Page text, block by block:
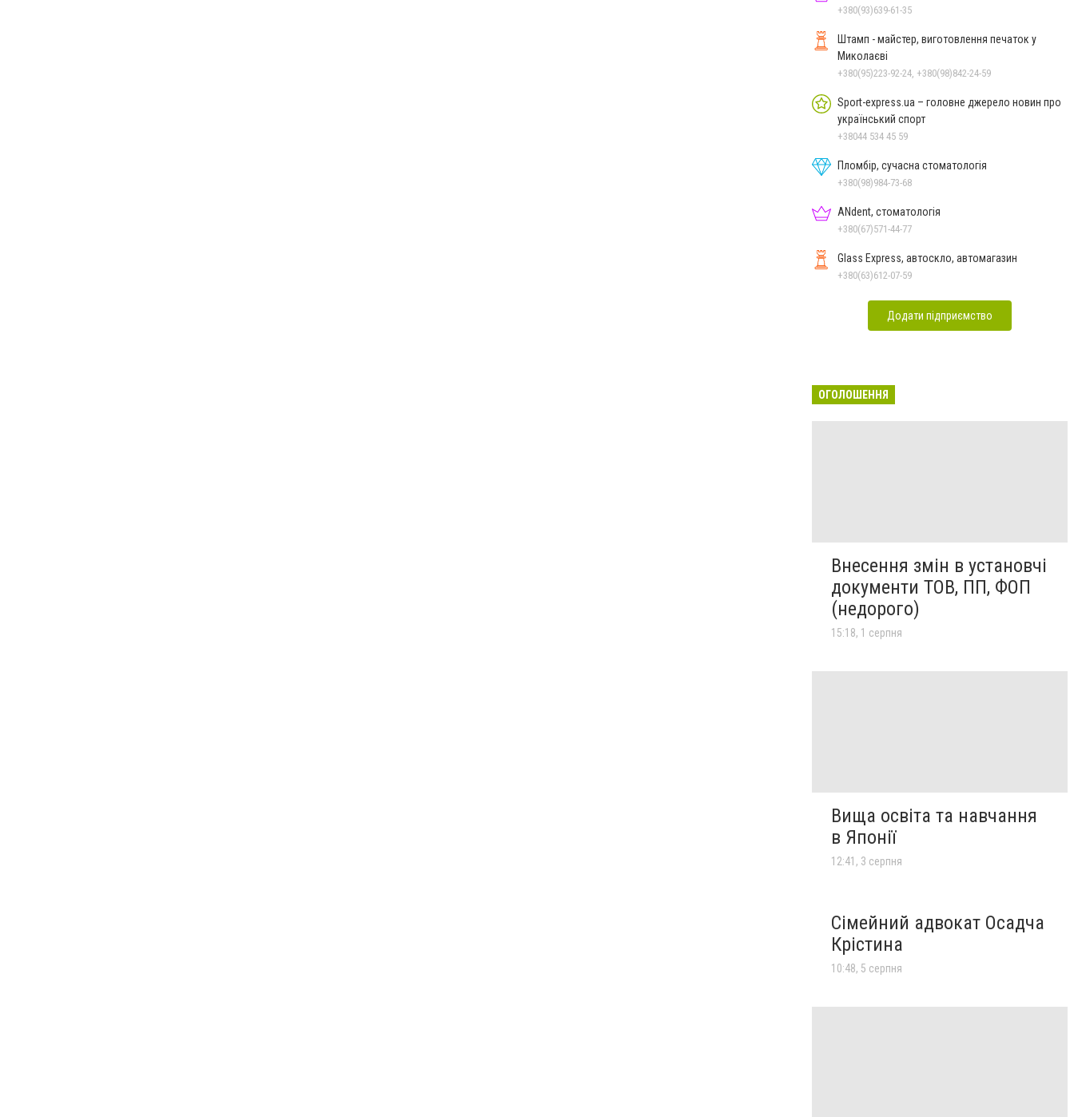
+380(93)639-61-35
Штамп - майстер, виготовлення печаток у
Миколаєві
+380(95)223-92-24, +380(98)842-24-59
Sport-express.ua – головне джерело новин про
український спорт
+38044 534 45 59
Пломбір, сучасна стоматологія
+380(98)984-73-68
ANdent, стоматологія
+380(67)571-44-77
Glass Express, автоскло, автомагазин
+380(63)612-07-59
Додати підприємство
ОГОЛОШЕННЯ
Внесення змін в установчі
документи ТОВ, ПП, ФОП
(недорого)
15:18, 1 серпня
Вища освіта та навчання
в Японії
12:41, 3 серпня
Сімейний адвокат Осадча
Крістина
10:48, 5 серпня